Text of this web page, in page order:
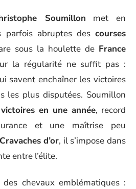
Soumillon met en
parfois abruptes des courses
sous la houlette de France
la régularité ne suffit pas :
savent enchaîner les victoires
les plus disputées. Soumillon
en une année, record
et une maîtrise peu
d’or, il s’impose dans
entre l’élite.
chevaux emblématiques :